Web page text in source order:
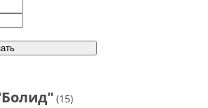
(15)